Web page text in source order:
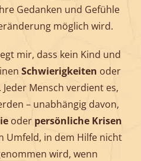
Gedanken und Gefühle
möglich wird.
mir, dass kein Kind und
Schwierigkeiten oder
Mensch verdient es,
– unabhängig davon,
oder persönliche Krisen
Umfeld, in dem Hilfe nicht
wird, wenn